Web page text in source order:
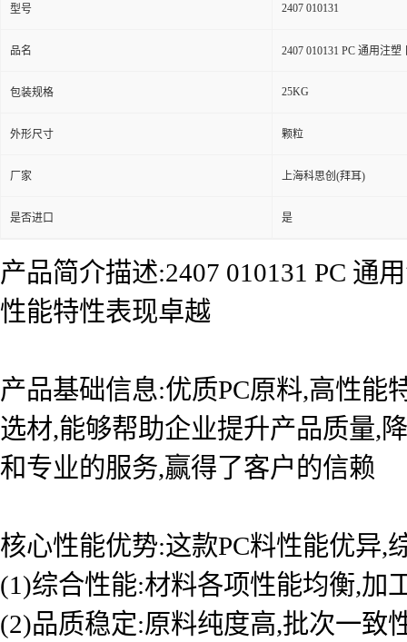
型号 2407 010131
品名 2407 010131 PC 通用注
包装规格 25KG
外形尺寸 颗粒
厂家 上海科思创(拜耳)
是否进口 是
产品简介描述:2407 010131 PC 通
性能特性表现卓越
产品基础信息:优质PC原料,高性能
选材,能够帮助企业提升产品质量,
和专业的服务,赢得了客户的信赖
核心性能优势:这款PC料性能优异,
(1)综合性能:材料各项性能均衡,加
(2)品质稳定:原料纯度高,批次一致